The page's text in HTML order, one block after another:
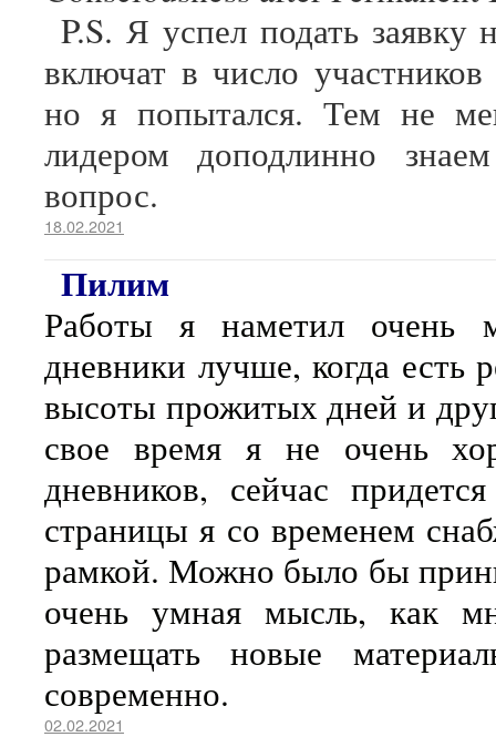
P.S. Я успел подать
включат в число
но я попытался. Тем не
лидером доподлинно
вопрос.
18.02.2021
Пилим
Работы я наметил очень
дневники лучше, когда есть
высоты прожитых дней и
свое время я не очень
дневников, сейчас
страницы я со временем
рамкой. Можно было бы
очень умная мысль, как
размещать новые
современно.
02.02.2021